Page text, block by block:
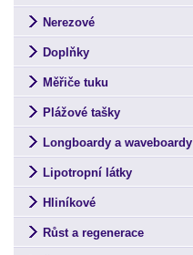
Nerezové
Doplňky
Měřiče tuku
Plážové tašky
Longboardy a waveboardy
Lipotropní látky
Hliníkové
Růst a regenerace